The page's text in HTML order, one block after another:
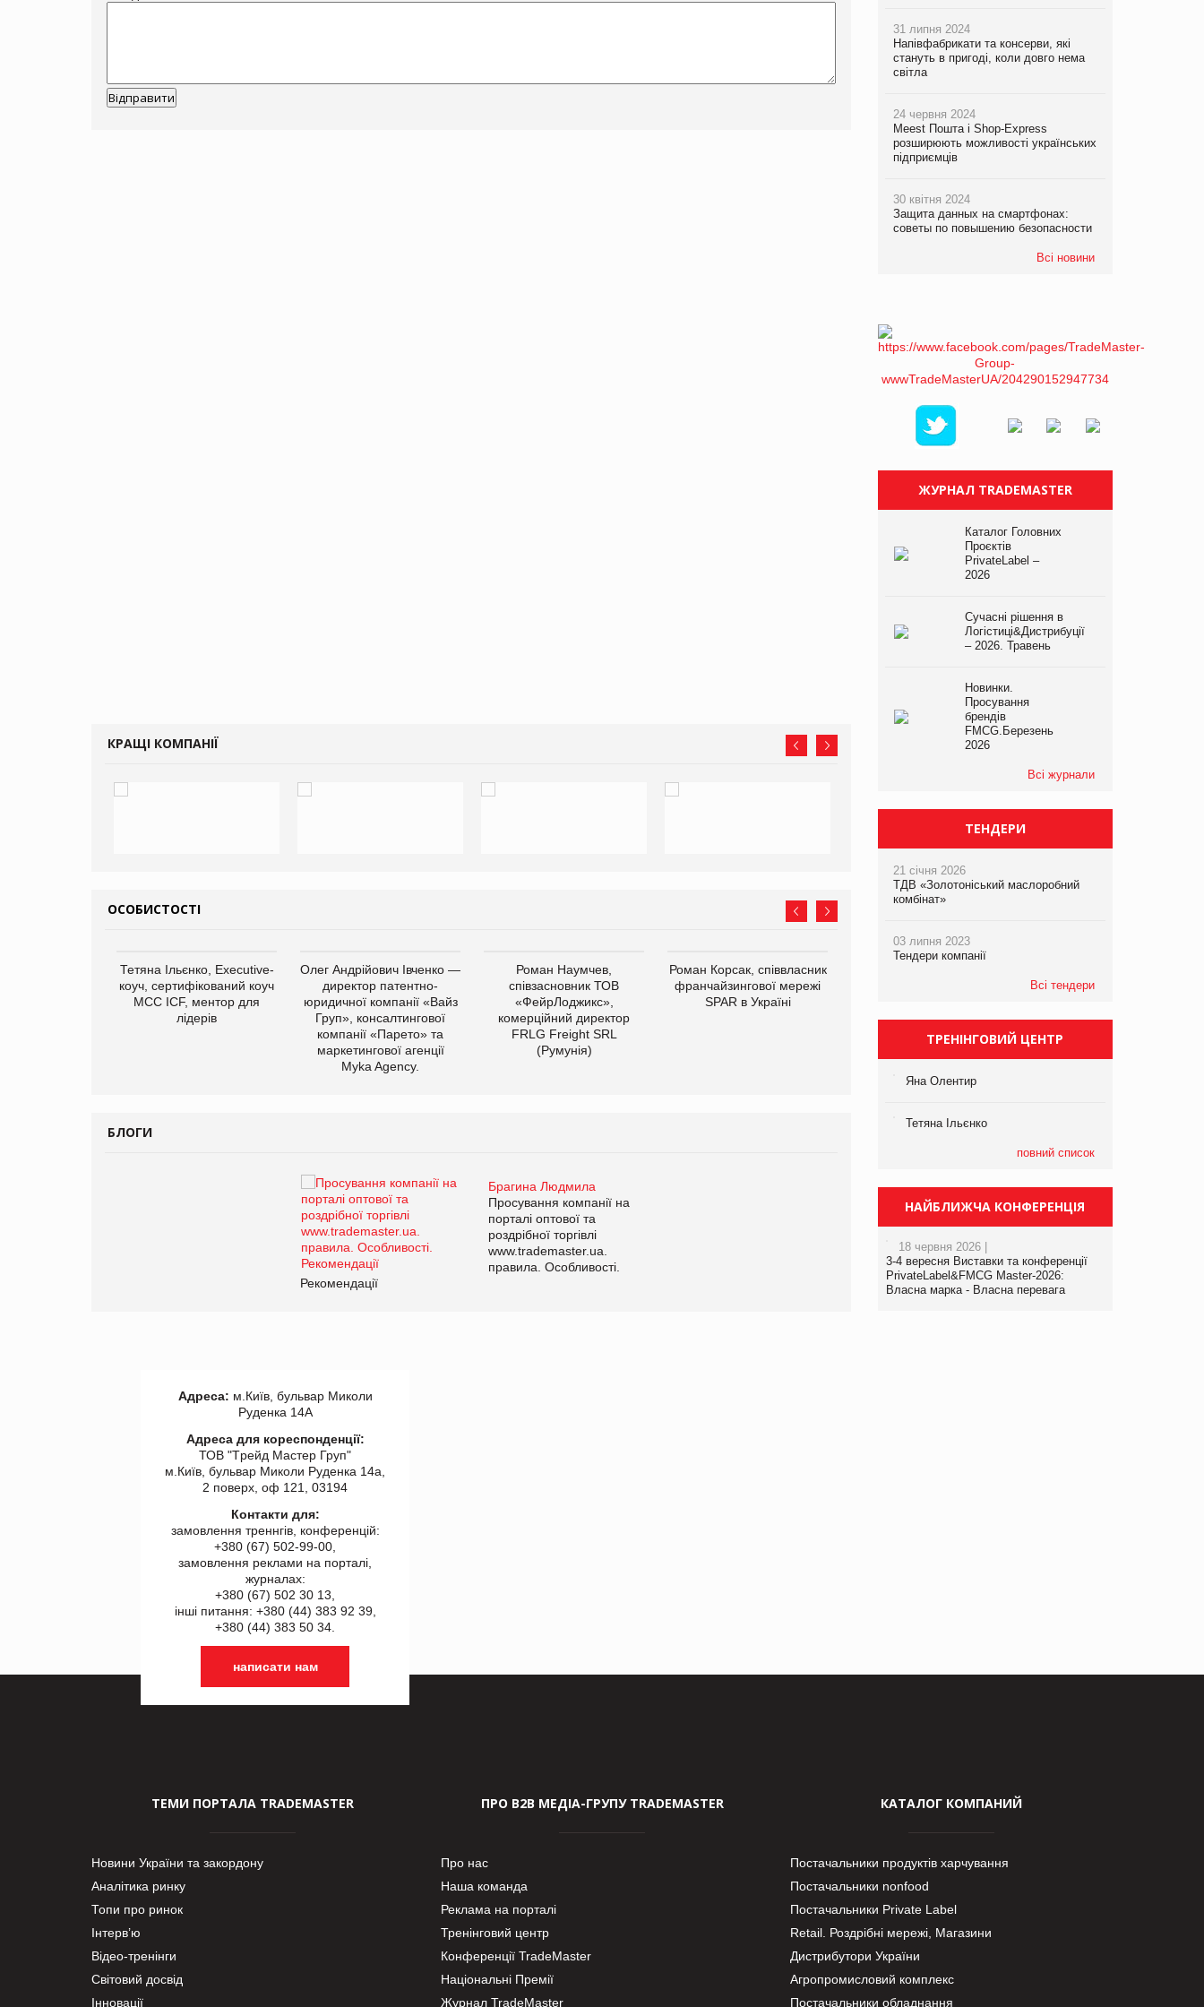
КРАЩІ КОМПАНІЇ
ОСОБИСТОСТІ
Тетяна Ільєнко, Executive-
коуч, сертифікований коуч
МСС ICF, ментор для
лідерів
Олег Андрійович Івченко —
директор патентно-
юридичної компанії «Вайз
Груп», консалтингової
компанії «Парето» та
маркетингової агенції
Myka Agency.
Роман Наумчев,
співзасновник ТОВ
«ФейрЛоджикс»,
комерційний директор
FRLG Freight SRL
(Румунія)
Роман Корсак, співвласник
франчайзингової мережі
SPAR в Україні
виробництва
компанії «УкраМарин»
БЛОГИ
Брагина Людмила
Просування компанії на
порталі оптової та
роздрібної торгівлі
www.trademaster.ua.
правила. Особливості.
Рекомендації
Брагина Людмила
Просування компанії на
www.trademaster.ua.
правила. Особливості.
31 липня 2024
Напівфабрикати та консерви, які
стануть в пригоді, коли довго нема
світла
24 червня 2024
Meest Пошта і Shop-Express
розширюють можливості українських
підприємців
30 квітня 2024
Защита данных на смартфонах:
советы по повышению безопасности
Всі новини
ЖУРНАЛ TRADEMASTER
Каталог Головних
Проєктів
PrivateLabel –
2026
Сучасні рішення в
Логістиці&Дистрибуції
– 2026. Травень
Новинки.
Просування
брендів
FMCG.Березень
2026
Всі журнали
ТЕНДЕРИ
21 січня 2026
ТДВ «Золотоніський маслоробний
комбінат»
03 липня 2023
Тендери компанії
Всі тендери
ТРЕНІНГОВИЙ ЦЕНТР
Яна Олентир
Тетяна Ільєнко
повний список
НАЙБЛИЖЧА КОНФЕРЕНЦІЯ
18 червня 2026 |
3-4 вересня Виставки та конференції
PrivateLabel&FMCG Master-2026:
Власна марка - Власна перевага
Адреса: м.Київ, бульвар Миколи
Руденка 14А
Адреса для кореспонденції:
ТОВ "Tрейд Мастер Груп"
м.Київ, бульвар Миколи Руденка 14а,
2 поверх, оф 121, 03194
Контакти для:
замовлення треннгів, конференцій:
+380 (67) 502-99-00,
замовлення реклами на порталі,
журналах:
+380 (67) 502 30 13,
інші питання: +380 (44) 383 92 39,
+380 (44) 383 50 34.
написати нам
ТЕМИ ПОРТАЛА TRADEMASTER
Новини України та закордону
Аналітика ринку
Топи про ринок
Інтерв’ю
Відео-тренінги
Світовий досвід
Інновації
ПРО В2В МЕДІА-ГРУПУ TRADEMASTER
Про нас
Наша команда
Реклама на порталі
Тренінговий центр
Конференції TradeMaster
Національні Премії
Журнал TradeMaster
КАТАЛОГ КОМПАНИЙ
Постачальники продуктів харчування
Постачальники nonfood
Постачальники Private Label
Retail. Роздрібні мережі, Магазини
Дистрибутори України
Агропромисловий комплекс
Постачальники обладнання